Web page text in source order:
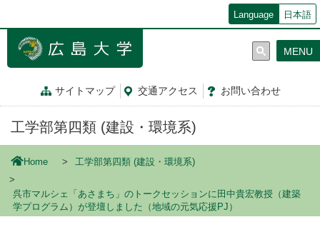
ン
Language 日本語
サイトマップ 交通アクセス お問い合わせ
MENU
工学部第四類 (建設・環境系)
Home 工学部第四類 (建設・環境系)
呉市マルシェ「あさまち」のトークセッションに田中貴宏教授（建築
学プログラム）が登壇しました（地域の元気応援PJ）